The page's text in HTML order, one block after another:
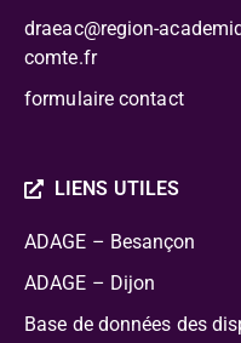
draeac@region-
comte.fr
formulaire contact
LIENS UTILES
ADAGE – Besançon
ADAGE – Dijon
Base de données des